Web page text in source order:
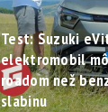
Test: Suzuki
elektromobil
roadom než
slabinu